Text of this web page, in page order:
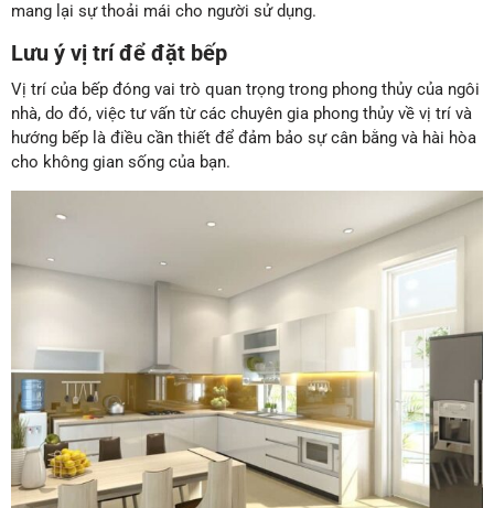
mang lại sự thoải mái cho người sử dụng.
Lưu ‎ý vị trí để đặt bếp
Vị trí của bếp đóng vai trò quan trọng trong phong thủy của ngôi
nhà, do đó, việc tư vấn từ các chuyên gia phong thủy về vị trí và
hướng bếp là điều cần thiết để đảm bảo sự cân bằng và hài hòa
cho không gian sống của bạn.